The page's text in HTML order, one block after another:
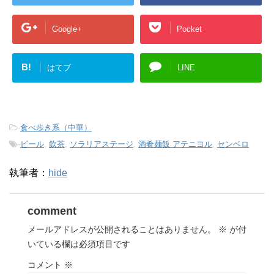
Google+ Pocket
B! はてブ LINE
-食べ歩き系（中華）
-ビール 飲茶 ソラリアステージ 酒肴麺飯 アテニヨル センベロ
執筆者： hide
comment
メールアドレスが公開されることはありません。 ※ が付
いている欄は必須項目です
コメント ※